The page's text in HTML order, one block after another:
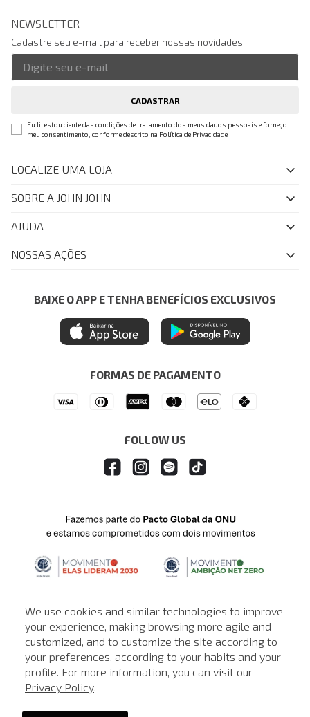
We use cookies and similar technologies to improve
your experience, making browsing more agile and
customized, and to customize the site according to
your preferences, according to your habits and your
profile. For more information, you can visit our
Privacy Policy.
NEWSLETTER
Cadastre seu e-mail para receber nossas novidades.
CADASTRAR
Eu li, estou ciente das condições de tratamento dos meus dados pessoais e forneço
meu consentimento, conforme descrito na Política de Privacidade
LOCALIZE UMA LOJA
SOBRE A JOHN JOHN
Quem Somos
John John Club
Painel de Privacidade
Central de Preferências
Ética e Sustentabilidade
AJUDA
FAQ
Regulamentos
Seja um Revendedor
NOSSAS AÇÕES
Azul Fidelidade
Mastercard
Itau Personnalite
BAIXE O APP E TENHA BENEFÍCIOS EXCLUSIVOS
FORMAS DE PAGAMENTO
FOLLOW US
© © Copyright 2000-2026 - Todos os direitos reservados. A Loja de
John John reserva-se no direito de corrigir ou alterar informações